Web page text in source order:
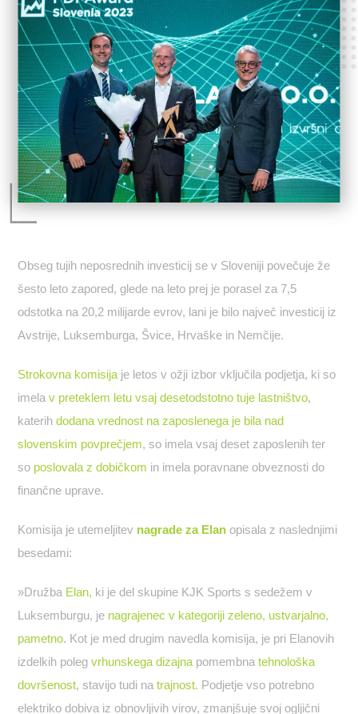
Obseg tujih neposrednih investicij se v Sloveniji povečuje že
šesto leto zapored, glede na leto prej je porasel za 7,5
odstotka na 20,2 milijarde evrov, lani je bilo največ investicij iz
Avstrije, Luksemburga, Švice, Hrvaške in Nemčije.
Strokovna komisija je letos v ožji izbor vključila podjetja, ki so
imelav preteklem letu vsaj desetodstotno tuje lastništvo,
katerihdodana vrednost na zaposlenega je bila nad
slovenskim povprečjem, so imela vsaj deset zaposlenih ter
so poslovala z dobičkom in imela poravnane obveznosti do
finančne uprave.
Komisija je utemeljitev nagrade za Elan opisala z naslednjimi
besedami:
»Družba Elan, ki je del skupine KJK Sports s sedežem v
Luksemburgu, je nagrajenec v kategoriji zeleno, ustvarjalno,
pametno. Kot je med drugim navedla komisija, je pri Elanovih
izdelkih polegvrhunskega dizajna pomembnatehnološka
dovršenost, stavijo tudi natrajnost. Podjetje vso potrebno
elektriko dobiva iz obnovljivih virov, zmanjšuje svoj ogljični